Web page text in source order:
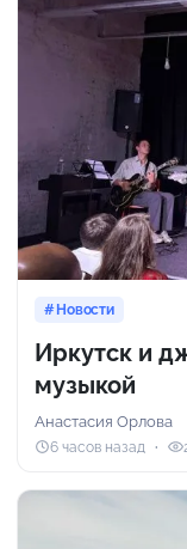
Новости
Иркутск и
музыкой
Анастасия Орлова
6 часов назад